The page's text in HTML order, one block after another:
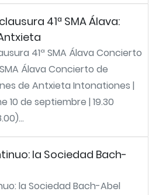
41ª SMA Álava:
41ª SMA Álava Concierto
Álava Concierto de
de Antxieta Intonationes |
10 de septiembre | 19.30
la Sociedad Bach-
la Sociedad Bach-Abel